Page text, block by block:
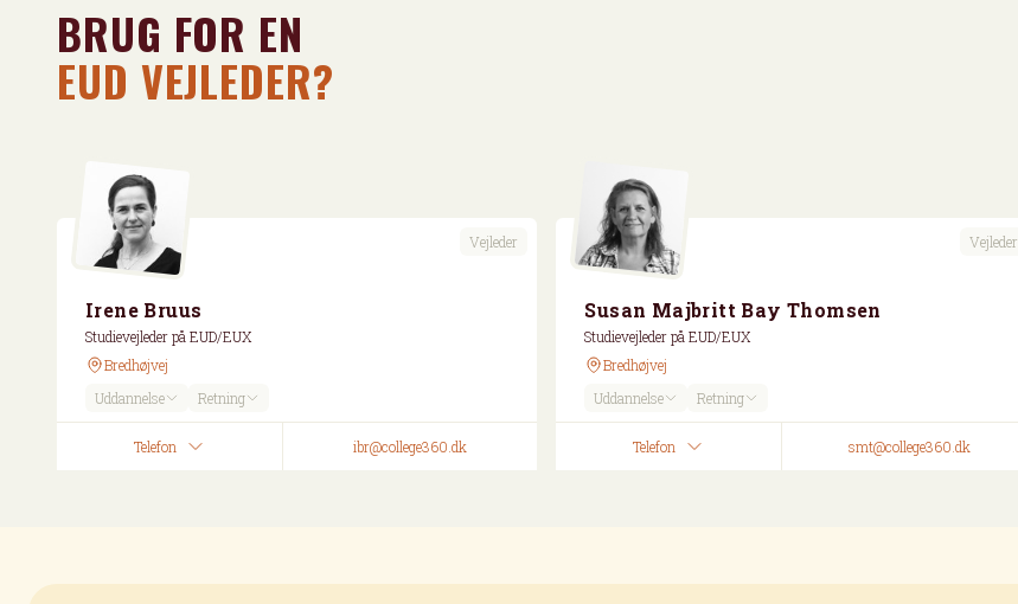
BRUG FOR EN
EUD VEJLEDER?
Vejleder
Irene Bruus
Studievejleder på EUD/EUX
Bredhøjvej
Uddannelse
Retning
Telefon ibr@college360.dk
Vejleder
Susan Majbritt Bay Thomsen
Studievejleder på EUD/EUX
Bredhøjvej
Uddannelse
Retning
Telefon smt@college360.dk